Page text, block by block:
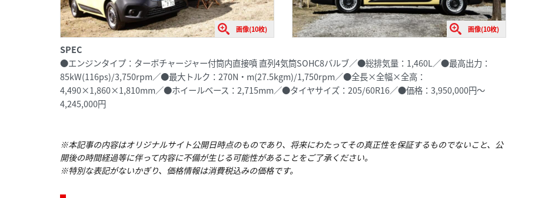
画像(10枚) 画像(10枚)
SPEC
●エンジンタイプ：ターボチャージャー付筒内直接噴 直列4気筒SOHC8バルブ／●総排気量：1,460L／●最高出力：
85kW(116ps)/3,750rpm／●最大トルク：270N・m(27.5kgm)/1,750rpm／●全長×全幅×全高：
4,490×1,860×1,810mm／●ホイールベース：2,715mm／●タイヤサイズ：205/60R16／●価格：3,950,000円〜
4,245,000円
※本記事の内容はオリジナルサイト公開日時点のものであり、将来にわたってその真正性を保証するものでないこと、公
開後の時間経過等に伴って内容に不備が生じる可能性があることをご了承ください。
※特別な表記がないかぎり、価格情報は消費税込みの価格です。